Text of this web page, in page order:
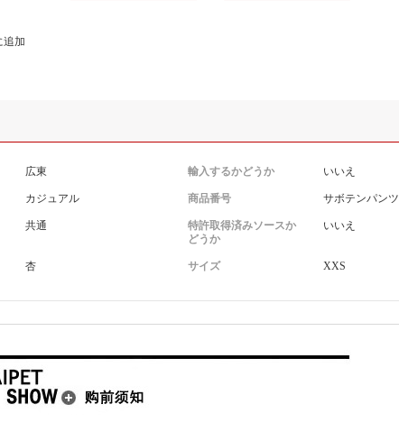
追加
広東 輸入するかどうか いいえ
カジュアル 商品番号 サボテンパンツ
共通
特許取得済みソースか
どうか
いいえ
杏 サイズ XXS